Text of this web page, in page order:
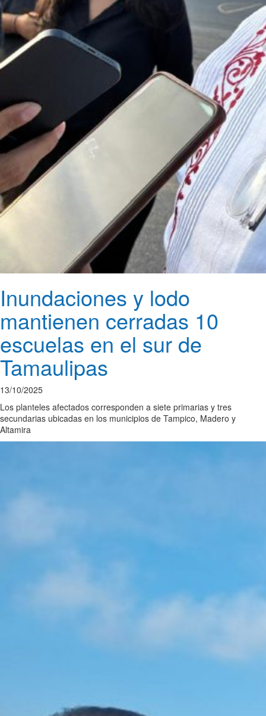
Inundaciones y lodo
mantienen cerradas 10
escuelas en el sur de
Tamaulipas
13/10/2025
Los planteles afectados corresponden a siete primarias y tres
secundarias ubicadas en los municipios de Tampico, Madero y
Altamira